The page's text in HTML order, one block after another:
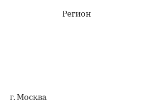
Регион
г. Москва